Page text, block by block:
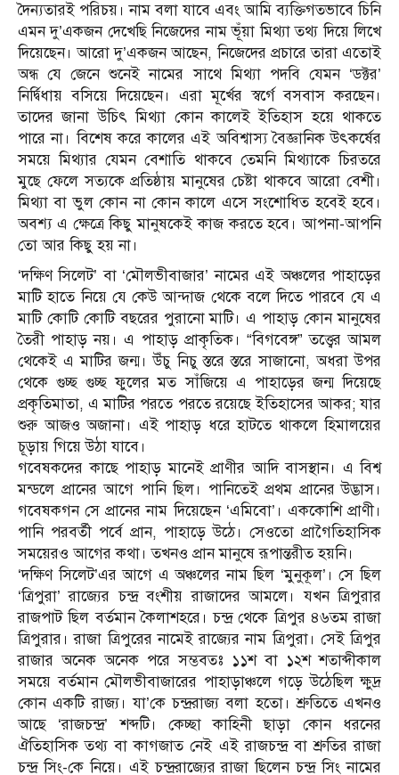
দৈন্যতারই পরিচয়। নাম বলা যাবে এবং আমি ব্যক্তিগতভাবে চিনি
এমন দু’একজন দেখেছি নিজেদের নাম ভূঁয়া মিথ্যা তথ্য দিয়ে লিখে
দিয়েছেন। আরো দু’একজন আছেন, নিজেদের প্রচারে তারা এতোই
অন্ধ যে জেনে শুনেই নামের সাথে মিথ্যা পদবি যেমন ‘ডক্টর’
নির্দ্বিধায় বসিয়ে দিয়েছেন। এরা মূর্খের স্বর্গে বসবাস করছেন।
তাদের জানা উচিৎ মিথ্যা কোন কালেই ইতিহাস হয়ে থাকতে
পারে না। বিশেষ করে কালের এই অবিশ্বাস্য বৈজ্ঞানিক উৎকর্ষের
সময়ে মিথ্যার যেমন বেশাতি থাকবে তেমনি মিথ্যাকে চিরতরে
মুছে ফেলে সত্যকে প্রতিষ্ঠায় মানুষের চেষ্টা থাকবে আরো বেশী।
মিথ্যা বা ভুল কোন না কোন কালে এসে সংশোধিত হবেই হবে।
অবশ্য এ ক্ষেত্রে কিছু মানুষকেই কাজ করতে হবে। আপনা-আপনি
তো আর কিছু হয় না।
‘দক্ষিণ সিলেট’ বা ‘মৌলভীবাজার’ নামের এই অঞ্চলের পাহাড়ের
মাটি হাতে নিয়ে যে কেউ আন্দাজ থেকে বলে দিতে পারবে যে এ
মাটি কোটি কোটি বছরের পুরানো মাটি। এ পাহাড় কোন মানুষের
তৈরী পাহাড় নয়। এ পাহাড় প্রাকৃতিক। “বিগবেঙ্গ” তত্ত্বের আমল
থেকেই এ মাটির জন্ম। উঁচু নিচু স্তরে স্তরে সাজানো, অধরা উপর
থেকে গুচ্ছ গুচ্ছ ফুলের মত সাঁজিয়ে এ পাহাড়ের জন্ম দিয়েছে
প্রকৃতিমাতা, এ মাটির পরতে পরতে রয়েছে ইতিহাসের আকর; যার
শুরু আজও অজানা। এই পাহাড় ধরে হাটতে থাকলে হিমালয়ের
চূড়ায় গিয়ে উঠা যাবে।
গবেষকদের কাছে পাহাড় মানেই প্রাণীর আদি বাসস্থান। এ বিশ্ব
মন্ডলে প্রানের আগে পানি ছিল। পানিতেই প্রথম প্রানের উদ্ভাস।
গবেষকগন সে প্রানের নাম দিয়েছেন ‘এমিবো’। এককোশি প্রাণী।
পানি পরবর্তী পর্বে প্রান, পাহাড়ে উঠে। সেওতো প্রাগৈতিহাসিক
সময়েরও আগের কথা। তখনও প্রান মানুষে রূপান্তরীত হয়নি।
‘দক্ষিণ সিলেট’এর আগে এ অঞ্চলের নাম ছিল ‘মুনুকূল’। সে ছিল
‘ত্রিপুরা’ রাজ্যের চন্দ্র বংশীয় রাজাদের আমলে। যখন ত্রিপুরার
রাজপাট ছিল বর্তমান কৈলাশহরে। চন্দ্র থেকে ত্রিপুর ৪৬তম রাজা
ত্রিপুরার। রাজা ত্রিপুরের নামেই রাজ্যের নাম ত্রিপুরা। সেই ত্রিপুর
রাজার অনেক অনেক পরে সম্ভবতঃ ১১শ বা ১২শ শতাব্দীকাল
সময়ে বর্তমান মৌলভীবাজারের পাহাড়াঞ্চলে গড়ে উঠেছিল ক্ষুদ্র
কোন একটি রাজ্য। যা’কে চন্দ্ররাজ্য বলা হতো। শ্রুতিতে এখনও
আছে ‘রাজচন্দ্র’ শব্দটি। কেচ্ছা কাহিনী ছাড়া কোন ধরনের
ঐতিহাসিক তথ্য বা কাগজাত নেই এই রাজচন্দ্র বা শ্রুতির রাজা
চন্দ্র সিং-কে নিয়ে। এই চন্দ্ররাজ্যের রাজা ছিলেন চন্দ্র সিং নামের